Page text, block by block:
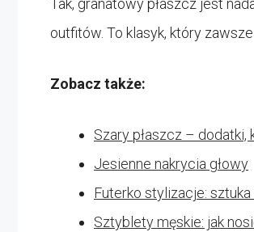
Tak, granatowy płaszcz jest
outfitów. To klasyk, który
Zobacz także:
Szary płaszcz –
Jesienne nakrycia głowy
Futerko stylizacje:
Sztyblety męskie: jak